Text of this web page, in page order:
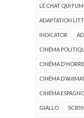
LE CHAT QUI
ADAPTATION
INDICATOR
CINÉMA
CINÉMA
CINÉMA
CINÉMA
GIALLO